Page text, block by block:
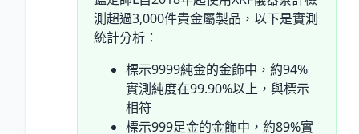
測超過3,000件貴金屬製品，以下是實測
統計分析：
標示9999純金的金飾中，約94%
實測純度在99.90%以上，與標示
相符
標示999足金的金飾中，約89%實